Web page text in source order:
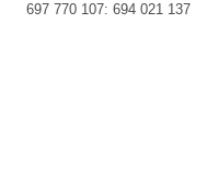
697 770 107: 694 021 137